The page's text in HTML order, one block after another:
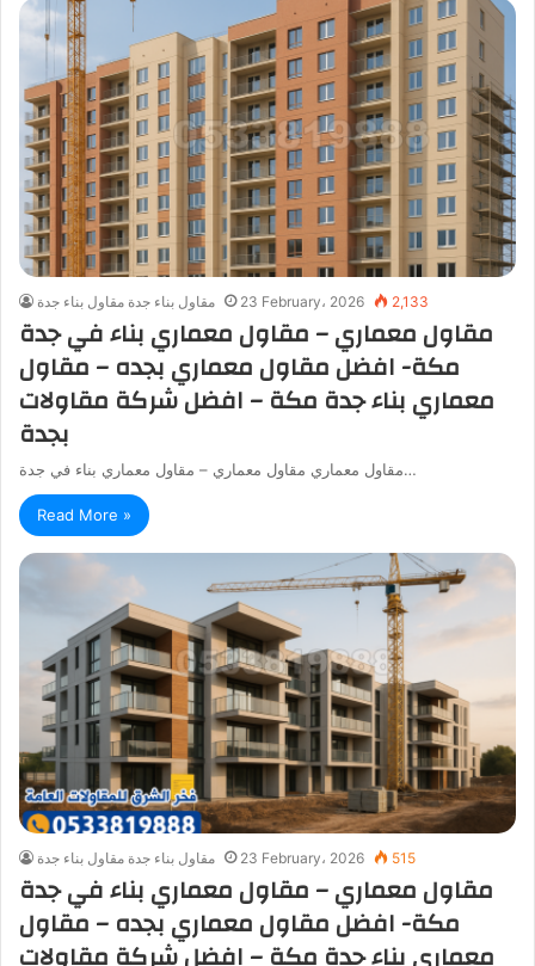
مقاول بناء جدة مقاول بناء جدة 23 February، 2026 2,133
مقاول معماري – مقاول معماري بناء في جدة
مكة- افضل مقاول معماري بجده – مقاول
معماري بناء جدة مكة – افضل شركة مقاولات
بجدة
مقاول معماري مقاول معماري – مقاول معماري بناء في جدة…
Read More »
مقاول بناء جدة مقاول بناء جدة 23 February، 2026 515
مقاول معماري – مقاول معماري بناء في جدة
مكة- افضل مقاول معماري بجده – مقاول
معماري بناء جدة مكة – افضل شركة مقاولات